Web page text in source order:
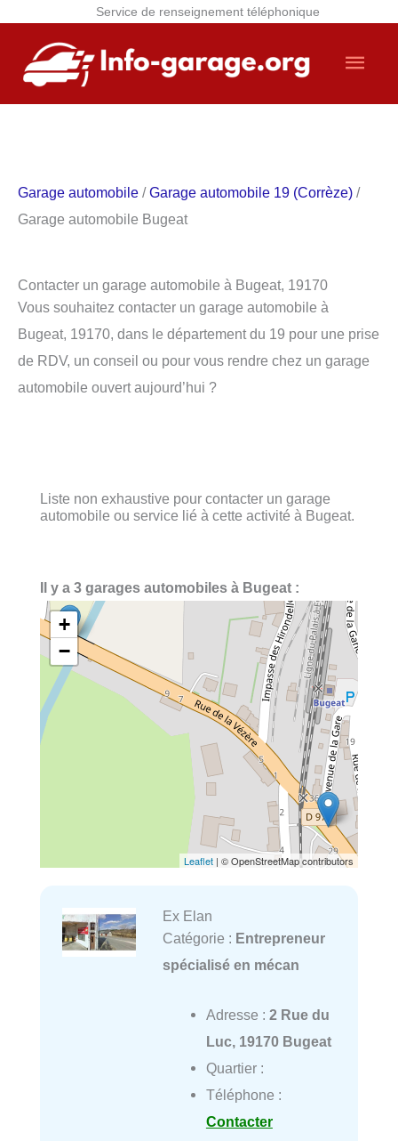
Service de renseignement téléphonique
contenu
Garage automobile /Garage automobile 19 (Corrèze) /
Garage automobile Bugeat
Contacter un garage automobile à Bugeat, 19170
Vous souhaitez contacter un garage automobile à
Bugeat, 19170, dans le département du 19 pour une prise
de RDV, un conseil ou pour vous rendre chez un garage
automobile ouvert aujourd’hui ?
Liste non exhaustive pour contacter un garage
automobile ou service lié à cette activité à Bugeat.
Il y a 3 garages automobiles à Bugeat :
+
−
Leaflet | © OpenStreetMap contributors
Ex Elan
Catégorie : Entrepreneur
spécialisé en mécan
Adresse : 2 Rue du
Luc, 19170 Bugeat
Quartier :
Téléphone :
Contacter